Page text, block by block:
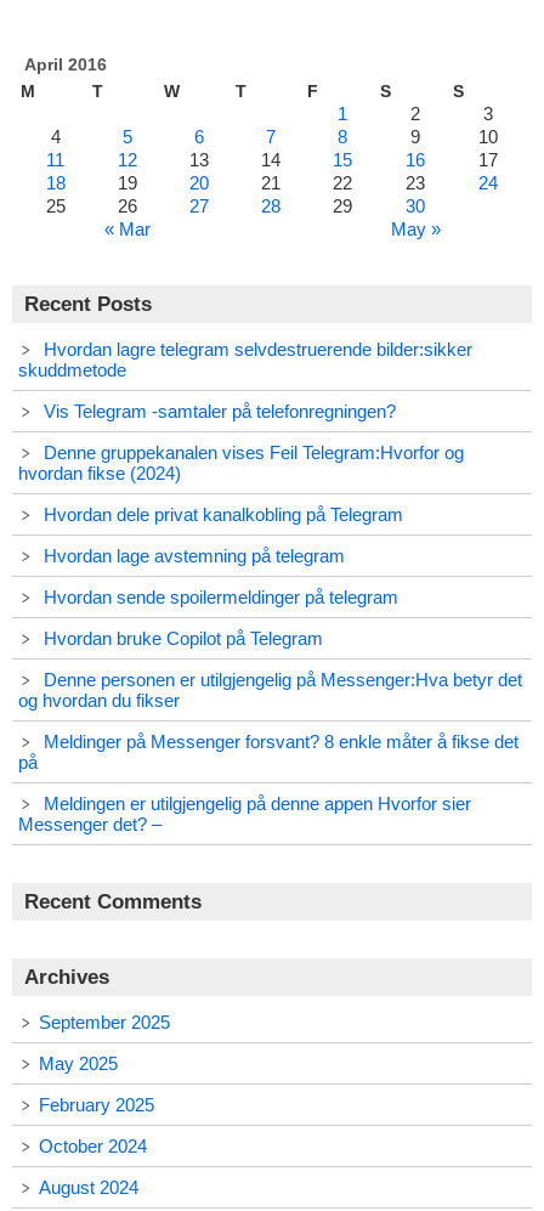
April 2016
M
T W T F S S
« Mar May »
1 2
3
4
5 6 7 8 9
10
11
12 13 14 15 16
17
18
19 20 21 22 23
24
25
26 27 28 29 30
Recent Posts
Hvordan lagre telegram selvdestruerende bilder:sikker
skuddmetode
Vis Telegram -samtaler på telefonregningen?
Denne gruppekanalen vises Feil Telegram:Hvorfor og
hvordan fikse (2024)
Hvordan dele privat kanalkobling på Telegram
Hvordan lage avstemning på telegram
Hvordan sende spoilermeldinger på telegram
Hvordan bruke Copilot på Telegram
Denne personen er utilgjengelig på Messenger:Hva betyr det
og hvordan du fikser
Meldinger på Messenger forsvant? 8 enkle måter å fikse det
på
Meldingen er utilgjengelig på denne appen Hvorfor sier
Messenger det? –
Recent Comments
Archives
September 2025
May 2025
February 2025
October 2024
August 2024